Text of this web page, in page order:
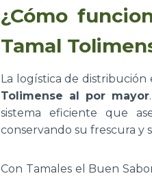
¿Cómo
Tamal
La logística de distribución
Tolimense al por mayor
sistema eficiente que
conservando su frescura y
Con Tamales el Buen